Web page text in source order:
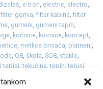
, e-tron, electric, electro,
filter goriva,filter kabine,filter
, gumeni, gumeni tepih,
, kočnice, kocnice, koncept,
, metlice brisača, platneni,
, Q8, škola, SQ8, staklo,
tepisi,tekućina,tepih,tepisi,